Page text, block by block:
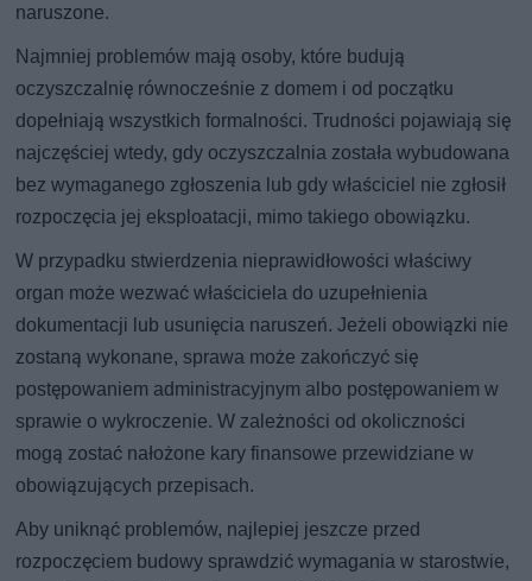
naruszone.
Najmniej problemów mają osoby, które budują
oczyszczalnię równocześnie z domem i od początku
dopełniają wszystkich formalności. Trudności pojawiają się
najczęściej wtedy, gdy oczyszczalnia została wybudowana
bez wymaganego zgłoszenia lub gdy właściciel nie zgłosił
rozpoczęcia jej eksploatacji, mimo takiego obowiązku.
W przypadku stwierdzenia nieprawidłowości właściwy
organ może wezwać właściciela do uzupełnienia
dokumentacji lub usunięcia naruszeń. Jeżeli obowiązki nie
zostaną wykonane, sprawa może zakończyć się
postępowaniem administracyjnym albo postępowaniem w
sprawie o wykroczenie. W zależności od okoliczności
mogą zostać nałożone kary finansowe przewidziane w
obowiązujących przepisach.
Aby uniknąć problemów, najlepiej jeszcze przed
rozpoczęciem budowy sprawdzić wymagania w starostwie,